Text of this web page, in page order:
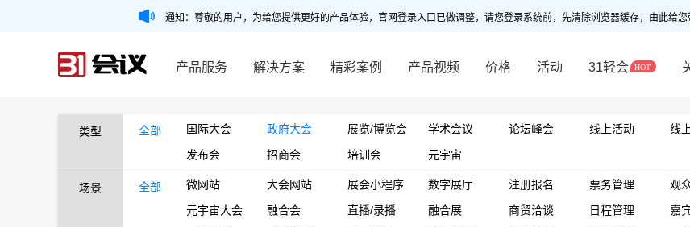
通知：尊敬的用户，为给您提供更好的产品体验，官网登录入口已做调整，请您登录系统前，先清除浏览器缓存，由此给您
产品服务 解决方案 精彩案例 产品视频 价格 活动 31轻会
类型 全部 国际大会 政府大会 展览/博览会 学术会议 论坛峰会 线上活动 线
发布会
招商会 培训会 元宇宙
场景 全部 微网站 大会网站 展会小程序 数字展厅 注册报名 票务管理 观
元宇宙大会
融合会 直播/录播 融合展 商贸洽谈 日程管理 嘉